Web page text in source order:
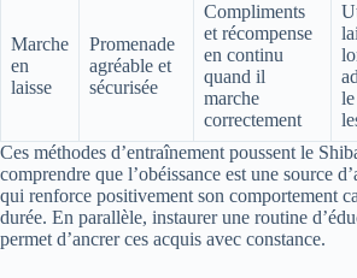
Marche
en
laisse
Promenade
agréable et
sécurisée
Compliments
et récompense
en continu
quand il
marche
correctement
Ces méthodes d’entraînement poussent le
comprendre que l’obéissance est une source
qui renforce positivement son comportement
durée. En parallèle, instaurer une routine
permet d’ancrer ces acquis avec constance.